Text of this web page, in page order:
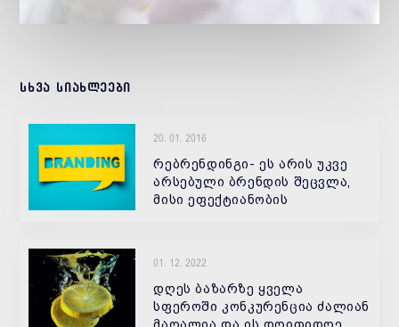
სხვა სიახლეები
20. 01. 2016
რებრენდინგი- ეს არის უკვე
არსებული ბრენდის შეცვლა,
მისი ეფექტიანობის
გაზრდა ან ახლის შემოტანა.
მთავარი კი რებრენდინგში
01. 12. 2022
დღეს ბაზარზე ყველა
სფეროში კონკურენცია ძალიან